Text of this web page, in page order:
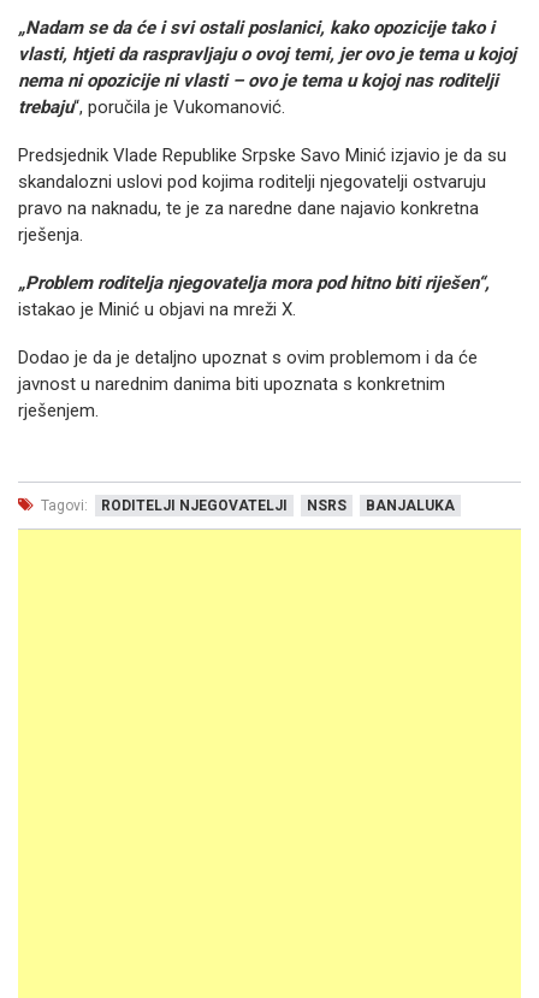
„Nadam se da će i svi ostali poslanici, kako opozicije tako i
vlasti, htjeti da raspravljaju o ovoj temi, jer ovo je tema u kojoj
nema ni opozicije ni vlasti – ovo je tema u kojoj nas roditelji
trebaju“, poručila je Vukomanović.
Predsjednik Vlade Republike Srpske Savo Minić izjavio je da su
skandalozni uslovi pod kojima roditelji njegovatelji ostvaruju
pravo na naknadu, te je za naredne dane najavio konkretna
rješenja.
„Problem roditelja njegovatelja mora pod hitno biti riješen“,
istakao je Minić u objavi na mreži X.
Dodao je da je detaljno upoznat s ovim problemom i da će
javnost u narednim danima biti upoznata s konkretnim
rješenjem.
Tagovi: RODITELJI NJEGOVATELJI NSRS BANJALUKA